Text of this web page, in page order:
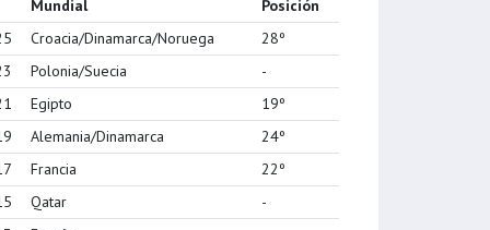
Mundial
Posición
Croacia/Dinamarca/Noruega
28º
Polonia/Suecia
-
Egipto
19º
Alemania/Dinamarca
24º
Francia
22º
Qatar
-